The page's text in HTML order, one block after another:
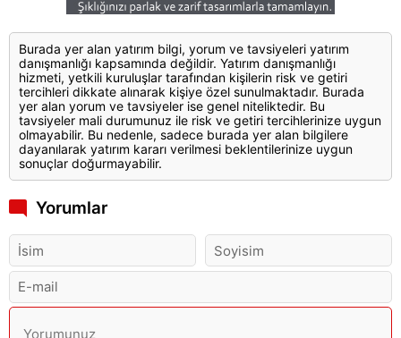
Burada yer alan yatırım bilgi, yorum ve tavsiyeleri yatırım
danışmanlığı kapsamında değildir. Yatırım danışmanlığı
hizmeti, yetkili kuruluşlar tarafından kişilerin risk ve getiri
tercihleri dikkate alınarak kişiye özel sunulmaktadır. Burada
yer alan yorum ve tavsiyeler ise genel niteliktedir. Bu
tavsiyeler mali durumunuz ile risk ve getiri tercihlerinize uygun
olmayabilir. Bu nedenle, sadece burada yer alan bilgilere
dayanılarak yatırım kararı verilmesi beklentilerinize uygun
sonuçlar doğurmayabilir.
Yorumlar